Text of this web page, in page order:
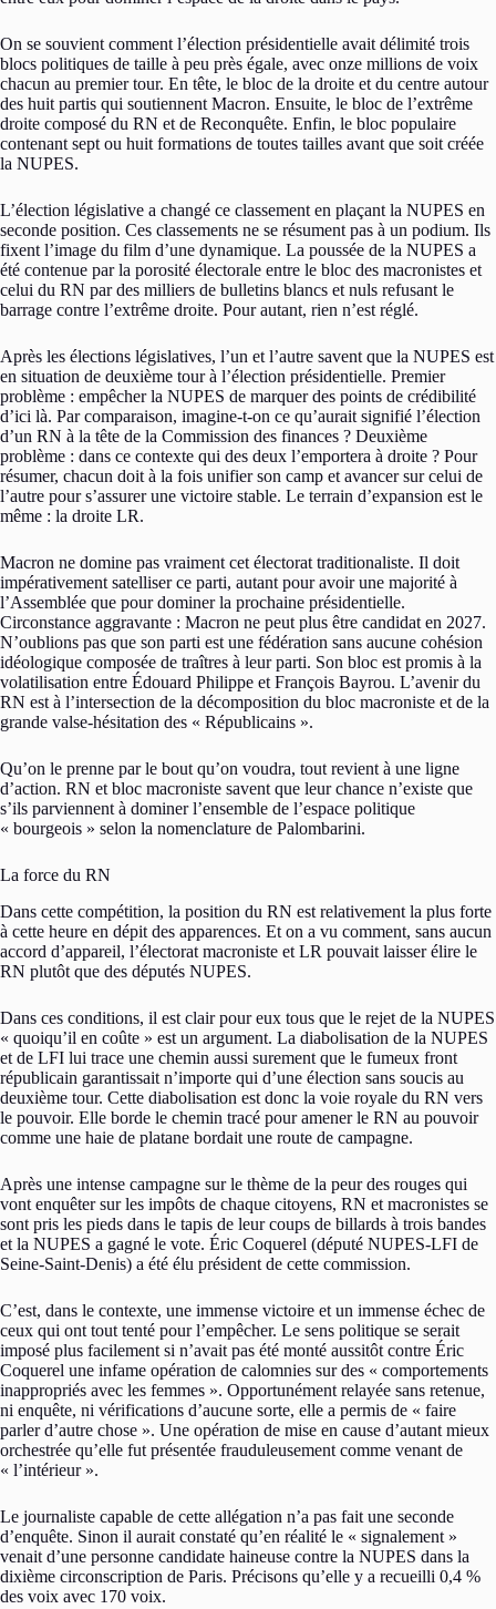
On se souvient comment l’élection présidentielle avait délimité trois
blocs politiques de taille à peu près égale, avec onze millions de voix
chacun au premier tour. En tête, le bloc de la droite et du centre autour
des huit partis qui soutiennent Macron. Ensuite, le bloc de l’extrême
droite composé du RN et de Reconquête. Enfin, le bloc populaire
contenant sept ou huit formations de toutes tailles avant que soit créée
la NUPES.
L’élection législative a changé ce classement en plaçant la NUPES en
seconde position. Ces classements ne se résument pas à un podium. Ils
fixent l’image du film d’une dynamique. La poussée de la NUPES a
été contenue par la porosité électorale entre le bloc des macronistes et
celui du RN par des milliers de bulletins blancs et nuls refusant le
barrage contre l’extrême droite. Pour autant, rien n’est réglé.
Après les élections législatives, l’un et l’autre savent que la NUPES est
en situation de deuxième tour à l’élection présidentielle. Premier
problème : empêcher la NUPES de marquer des points de crédibilité
d’ici là. Par comparaison, imagine-t-on ce qu’aurait signifié l’élection
d’un RN à la tête de la Commission des finances ? Deuxième
problème : dans ce contexte qui des deux l’emportera à droite ? Pour
résumer, chacun doit à la fois unifier son camp et avancer sur celui de
l’autre pour s’assurer une victoire stable. Le terrain d’expansion est le
même : la droite LR.
Macron ne domine pas vraiment cet électorat traditionaliste. Il doit
impérativement satelliser ce parti, autant pour avoir une majorité à
l’Assemblée que pour dominer la prochaine présidentielle.
Circonstance aggravante : Macron ne peut plus être candidat en 2027.
N’oublions pas que son parti est une fédération sans aucune cohésion
idéologique composée de traîtres à leur parti. Son bloc est promis à la
volatilisation entre Édouard Philippe et François Bayrou. L’avenir du
RN est à l’intersection de la décomposition du bloc macroniste et de la
grande valse-hésitation des « Républicains ».
Qu’on le prenne par le bout qu’on voudra, tout revient à une ligne
d’action. RN et bloc macroniste savent que leur chance n’existe que
s’ils parviennent à dominer l’ensemble de l’espace politique
« bourgeois » selon la nomenclature de Palombarini.
La force du RN
Dans cette compétition, la position du RN est relativement la plus forte
à cette heure en dépit des apparences. Et on a vu comment, sans aucun
accord d’appareil, l’électorat macroniste et LR pouvait laisser élire le
RN plutôt que des députés NUPES.
Dans ces conditions, il est clair pour eux tous que le rejet de la NUPES
« quoiqu’il en coûte » est un argument. La diabolisation de la NUPES
et de LFI lui trace une chemin aussi surement que le fumeux front
républicain garantissait n’importe qui d’une élection sans soucis au
deuxième tour. Cette diabolisation est donc la voie royale du RN vers
le pouvoir. Elle borde le chemin tracé pour amener le RN au pouvoir
comme une haie de platane bordait une route de campagne.
Après une intense campagne sur le thème de la peur des rouges qui
vont enquêter sur les impôts de chaque citoyens, RN et macronistes se
sont pris les pieds dans le tapis de leur coups de billards à trois bandes
et la NUPES a gagné le vote. Éric Coquerel (député NUPES-LFI de
Seine-Saint-Denis) a été élu président de cette commission.
C’est, dans le contexte, une immense victoire et un immense échec de
ceux qui ont tout tenté pour l’empêcher. Le sens politique se serait
imposé plus facilement si n’avait pas été monté aussitôt contre Éric
Coquerel une infame opération de calomnies sur des « comportements
inappropriés avec les femmes ». Opportunément relayée sans retenue,
ni enquête, ni vérifications d’aucune sorte, elle a permis de « faire
parler d’autre chose ». Une opération de mise en cause d’autant mieux
orchestrée qu’elle fut présentée frauduleusement comme venant de
« l’intérieur ».
Le journaliste capable de cette allégation n’a pas fait une seconde
d’enquête. Sinon il aurait constaté qu’en réalité le « signalement »
venait d’une personne candidate haineuse contre la NUPES dans la
dixième circonscription de Paris. Précisons qu’elle y a recueilli 0,4 %
des voix avec 170 voix.